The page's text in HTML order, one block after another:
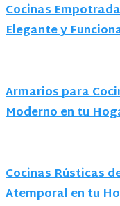
Cocinas
Elegante y
Armarios para
Moderno en tu
Cocinas Rústicas
Atemporal en tu